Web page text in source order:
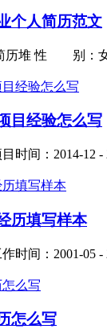
个人简历范文
堆 性 别：女
目经验怎么写
时间：2014-12
历填写样本
时间：2001-05
怎么写